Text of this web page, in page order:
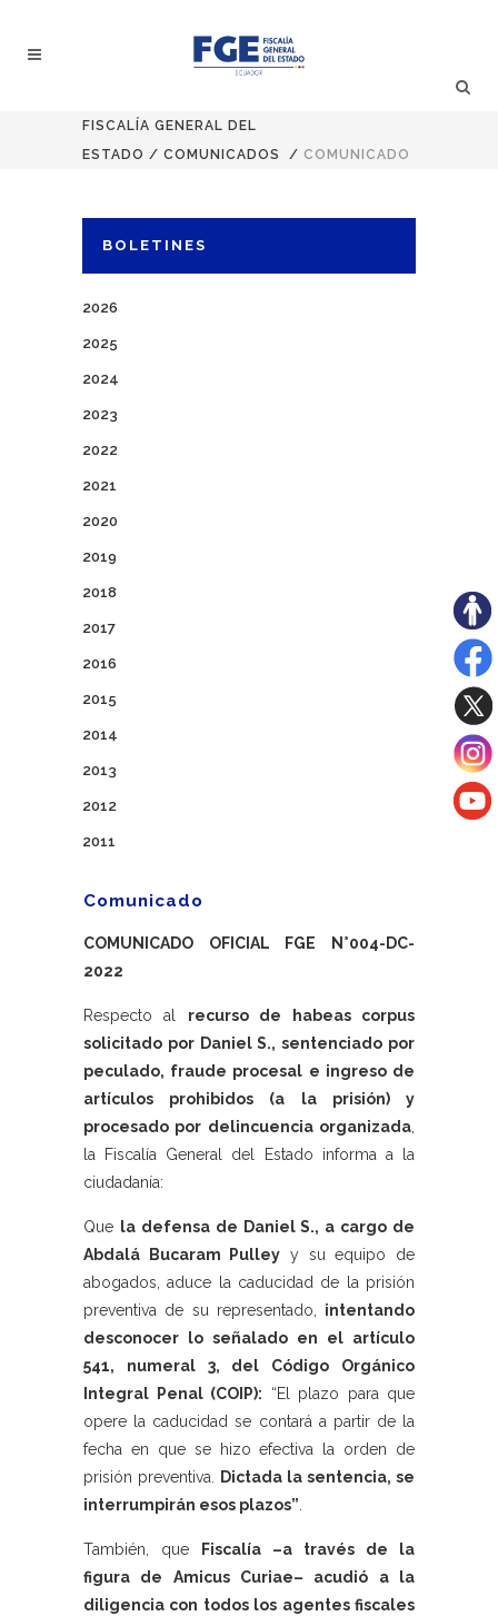
FISCALÍA GENERAL DEL
ESTADO / COMUNICADOS / COMUNICADO
BOLETINES
2026
2025
2024
2023
2022
2021
2020
2019
2018
2017
2016
2015
2014
2013
2012
2011
Comunicado
COMUNICADO OFICIAL FGE N°004-DC-
2022
Respecto al recurso de habeas corpus
solicitado por Daniel S., sentenciado por
peculado, fraude procesal e ingreso de
artículos prohibidos (a la prisión) y
procesado por delincuencia organizada
la Fiscalía General del Estado informa a la
ciudadanía:
Que la defensa de Daniel S., a cargo de
Abdalá Bucaram Pulley y su equipo de
abogados, aduce la caducidad de la prisión
preventiva de su representado, intentando
desconocer lo señalado en el artículo
541, numeral 3, del Código Orgánico
Integral Penal (COIP): “El plazo para que
opere la caducidad se contará a partir de la
fecha en que se hizo efectiva la orden de
prisión preventiva.
Dictada la sentencia, se
interrumpirán esos plazos”
También, que
Fiscalía –a través de la
figura de Amicus Curiae– acudió a la
diligencia con todos los agentes fiscales